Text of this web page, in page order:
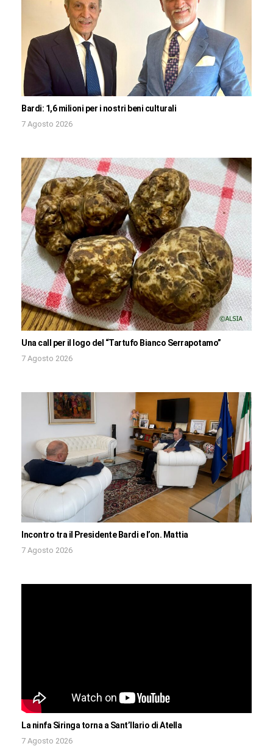
Bardi: 1,6 milioni per i nostri beni culturali
7 Agosto 2026
Una call per il logo del “Tartufo Bianco Serrapotamo”
7 Agosto 2026
Incontro tra il Presidente Bardi e l’on. Mattia
7 Agosto 2026
La ninfa Siringa torna a Sant’Ilario di Atella
7 Agosto 2026